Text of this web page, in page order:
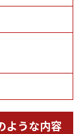
ような内容